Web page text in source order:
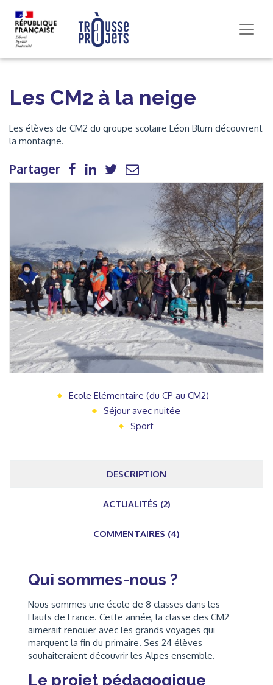
Les CM2 à la neige
Les élèves de CM2 du groupe scolaire Léon Blum découvrent
la montagne.
Partager
Ecole Elémentaire (du CP au CM2)
Séjour avec nuitée
Sport
DESCRIPTION
ACTUALITÉS (2)
COMMENTAIRES (4)
Qui sommes-nous ?
Nous sommes une école de 8 classes dans les
Hauts de France. Cette année, la classe des CM2
aimerait renouer avec les grands voyages qui
marquent la fin du primaire. Ses 24 élèves
souhaiteraient découvrir les Alpes ensemble.
Le projet pédagogique